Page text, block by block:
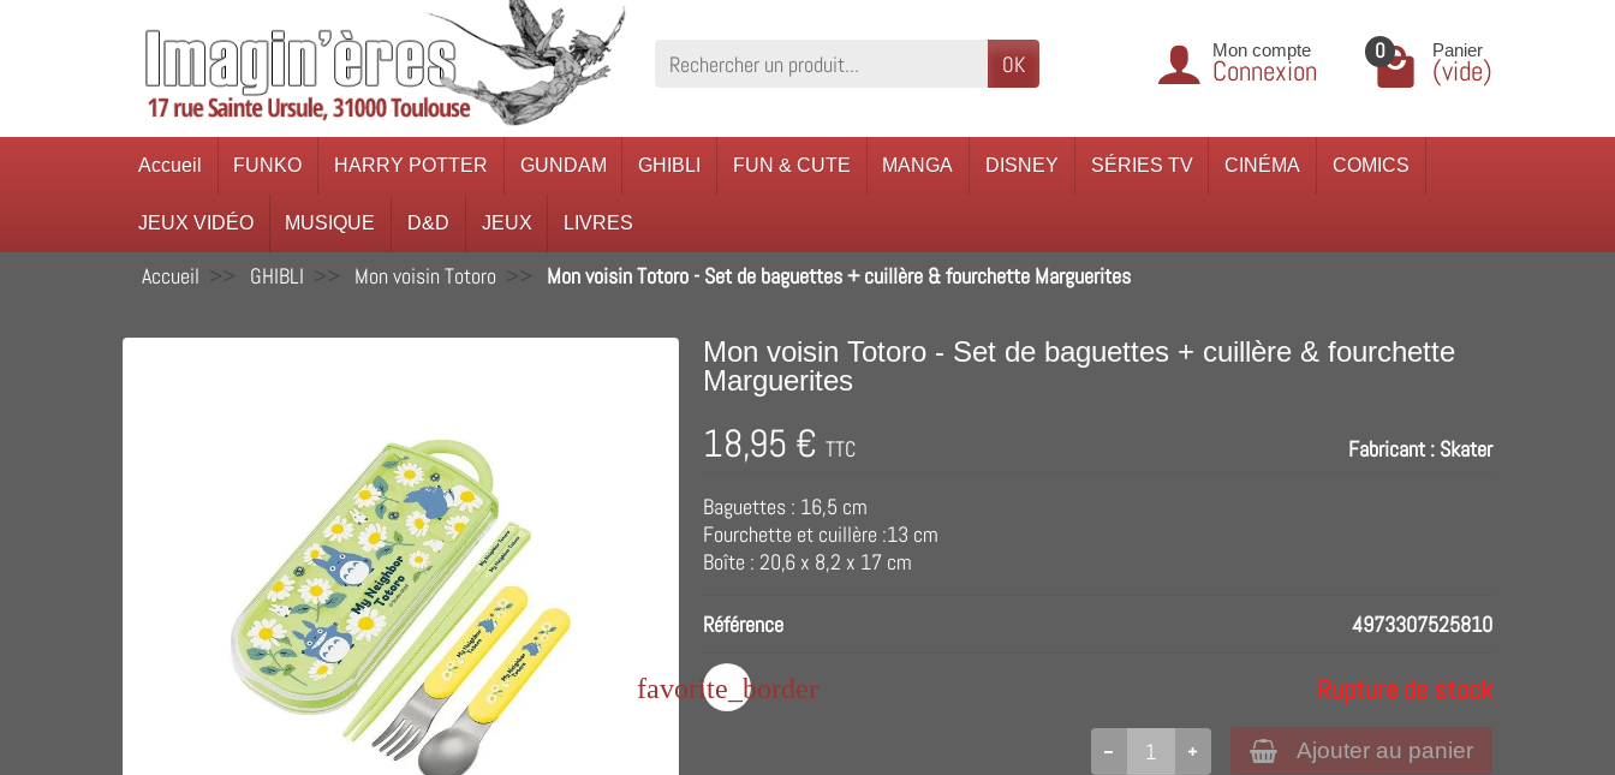
OK Mon compte
Connexion
0 Panier
(vide)
Accueil FUNKO HARRY POTTER GUNDAM GHIBLI FUN & CUTE MANGA DISNEY SÉRIES TV CINÉMA COMICS
JEUX VIDÉO MUSIQUE D&D JEUX LIVRES
Accueil GHIBLI Mon voisin Totoro Mon voisin Totoro - Set de baguettes + cuillère & fourchette Marguerites
Mon voisin Totoro - Set de baguettes + cuillère & fourchette
Marguerites
Fabricant : Skater
18,95 €TTC
Baguettes : 16,5 cm
Fourchette et cuillère :13 cm
Boîte : 20,6 x 8,2 x 17 cm
Référence 4973307525810
Rupture de stock
Ajouter au panier
favorite_border